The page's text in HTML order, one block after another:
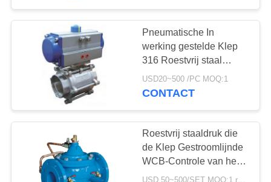
FABRIEKSTOCHT
KWALITEITSCONTROLE
CONTACT
MET
Fisher Gas
Regulator
44
Differentiële
17
Pneumatische In
werking gestelde Klep
316 Roestvrij staal
1000psi van de
draadverbinding
USD20~500 /PC MOQ:1
CONTACT
Roestvrij staaldruk die
de Klep Gestroomlijnde
WCB-Controle van het
Lichaamsdiafragma